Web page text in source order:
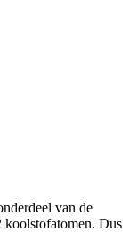
van de
koolstofatomen. Dus